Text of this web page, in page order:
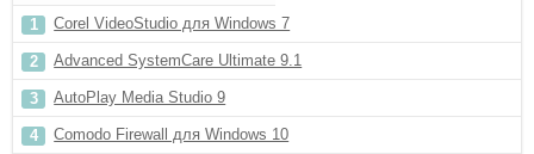
Corel VideoStudio для Windows 7
Advanced SystemCare Ultimate 9.1
AutoPlay Media Studio 9
Comodo Firewall для Windows 10